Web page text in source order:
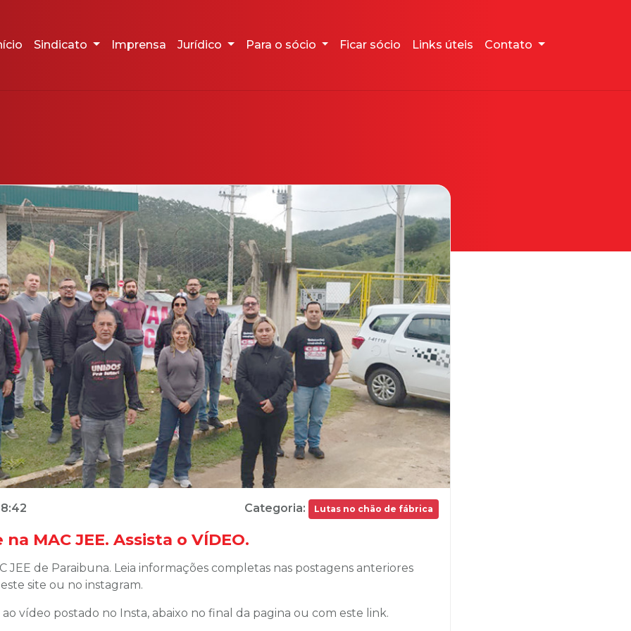
Sindicato Imprensa Jurídico Para o sócio Ficar sócio Links úteis Contato
Categoria: Lutas no chão de fábrica
MAC JEE. Assista o VÍDEO.
JEE de Paraibuna. Leia informações completas nas postagens anteriores
site ou no instagram.
ao vídeo postado no Insta, abaixo no final da pagina ou com este link.